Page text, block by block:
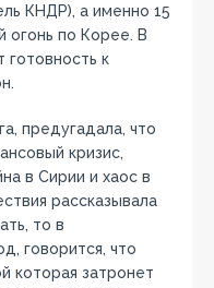
КНДР), а именно 15
огонь по Корее. В
к
предугадала, что
кризис,
в Сирии и хаос в
рассказывала
то в
говорится, что
которая затронет